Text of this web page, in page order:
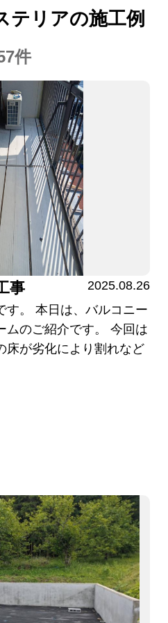
テリアの施工例
件
事
2025.08.26
す。 本日は、バルコニー
ムのご紹介です。 今回は
床が劣化により割れなど